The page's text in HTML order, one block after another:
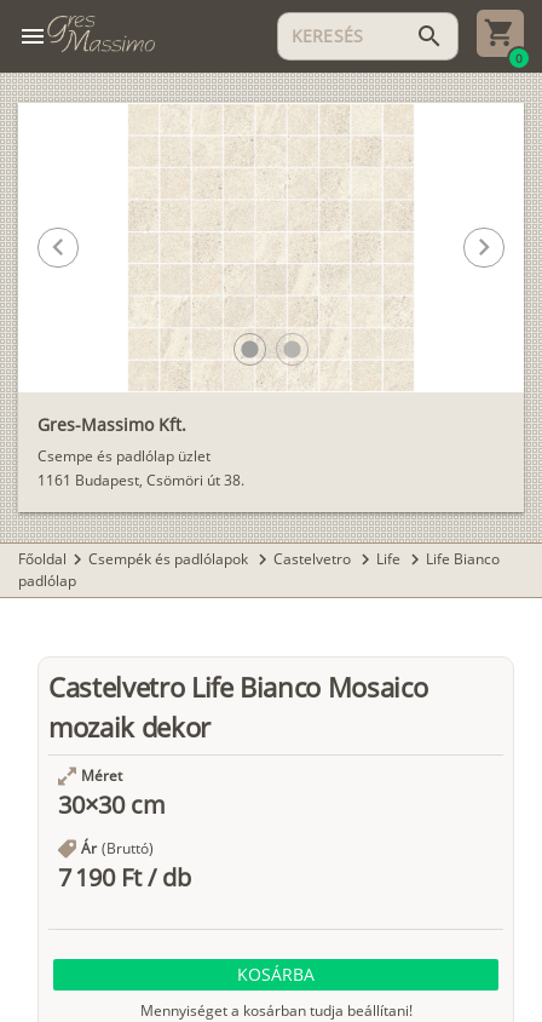
menu search
0
Gres-Massimo Kft.
Csempe és padlólap üzlet
1161 Budapest, Csömöri út 38.
lens lens
chevron_left chevron_right
Főoldal chevron_right Csempék és padlólapok chevron_right Castelvetro chevron_right Life chevron_right Life Bianco
padlólap
Castelvetro Life Bianco Mosaico
mozaik dekor
Méret
30×30 cm
Ár (Bruttó)
7 190 Ft/db
KOSÁRBA
Mennyiséget a kosárban tudja beállítani!